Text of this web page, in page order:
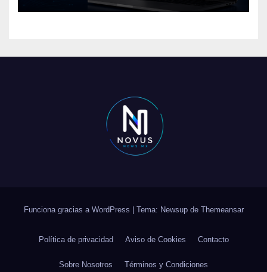
Funciona gracias a WordPress Tema: Newsup de Themeansar
Política de privacidad Aviso de Cookies Contacto
Sobre Nosotros Términos y Condiciones